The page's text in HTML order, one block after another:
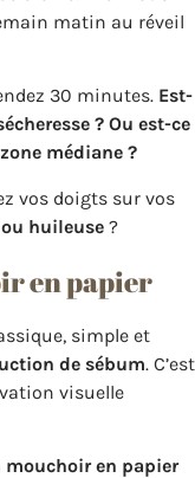
matin au réveil
30 minutes. Est-
? Ou est-ce
médiane ?
vos doigts sur vos
huileuse ?
en papier
simple et
de sébum. C’est
visuelle
en papier